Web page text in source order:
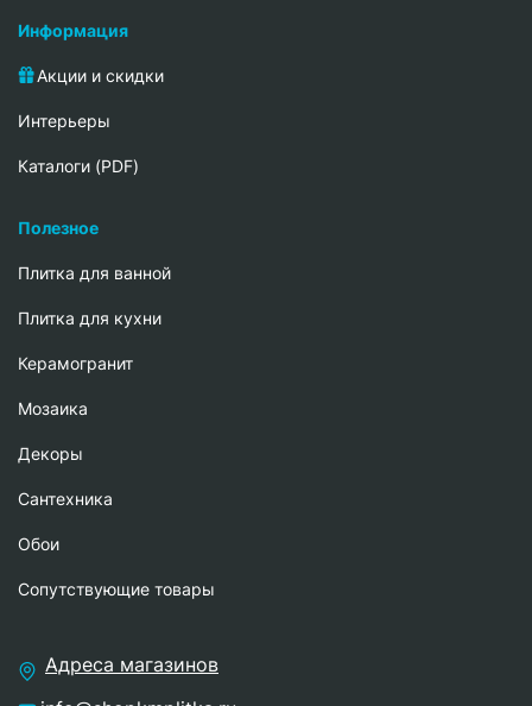
Информация
Акции и скидки
Интерьеры
Каталоги (PDF)
Полезное
Плитка для ванной
Плитка для кухни
Керамогранит
Мозаика
Декоры
Сантехника
Обои
Сопутствующие товары
Адреса магазинов